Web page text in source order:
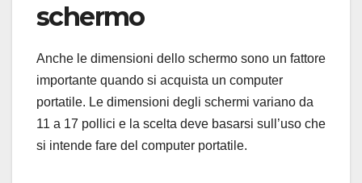
schermo
Anche le dimensioni dello schermo sono un fattore
importante quando si acquista un computer
portatile. Le dimensioni degli schermi variano da
11 a 17 pollici e la scelta deve basarsi sull’uso che
si intende fare del computer portatile.